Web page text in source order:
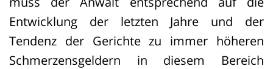
Entwicklung der letzten Jahre und der
Tendenz der Gerichte zu immer höheren
Schmerzensgeldern in diesem Bereich